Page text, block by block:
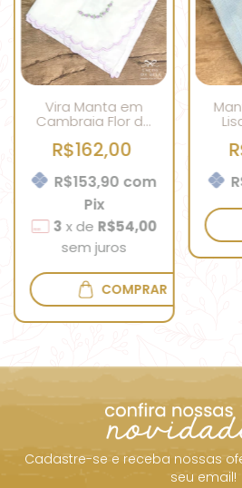
Vira Manta em
Cambraia Flor de
R$162,00
R$153,90 com
Pix
3 xde R$54,00
sem juros
COMPRAR
Cadastre-se e receba nossas
seu email!